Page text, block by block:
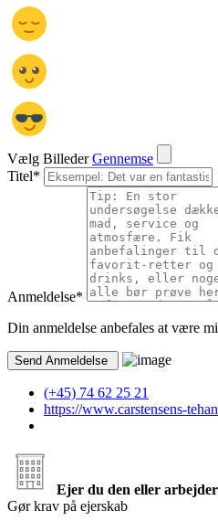
Vælg Billeder Gennemse
Titel*
Anmeldelse*
Din anmeldelse anbefales at være
(+45) 74 62 25 21
https://www.carstensens-
Ejer du den eller
Gør krav på ejerskab